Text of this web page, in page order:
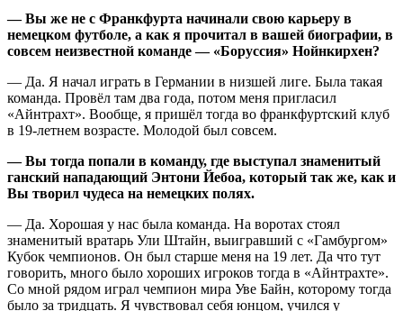
— Вы же не с Франкфурта начинали свою карьеру в
немецком футболе, а как я прочитал в вашей биографии, в
совсем неизвестной команде — «Боруссия» Нойнкирхен?
— Да. Я начал играть в Германии в низшей лиге. Была такая
команда. Провёл там два года, потом меня пригласил
«Айнтрахт». Вообще, я пришёл тогда во франкфуртский клуб
в 19-летнем возрасте. Молодой был совсем.
— Вы тогда попали в команду, где выступал знаменитый
ганский нападающий Энтони Йебоа, который так же, как и
Вы творил чудеса на немецких полях.
— Да. Хорошая у нас была команда. На воротах стоял
знаменитый вратарь Ули Штайн, выигравший с «Гамбургом»
Кубок чемпионов. Он был старше меня на 19 лет. Да что тут
говорить, много было хороших игроков тогда в «Айнтрахте».
Со мной рядом играл чемпион мира Уве Байн, которому тогда
было за тридцать. Я чувствовал себя юнцом, учился у